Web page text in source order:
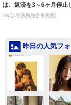
は、返済を3～6ヶ月停止
減額してか...
PR(渋谷法務総合事務所)
昨日の人気フ